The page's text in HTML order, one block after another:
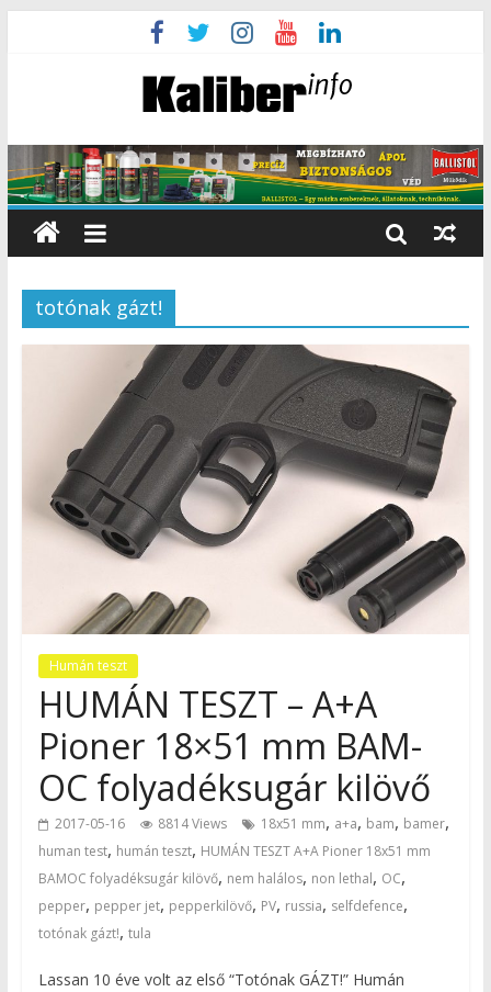
totónak gázt!
Humán teszt
HUMÁN TESZT – A+A
Pioner 18×51 mm BAM-
OC folyadéksugár kilövő
2017-05-16 8814 Views 18x51 mm, a+a, bam, bamer,
human test, humán teszt, HUMÁN TESZT A+A Pioner 18x51 mm
BAMOC folyadéksugár kilövő, nem halálos, non lethal, OC,
pepper, pepper jet, pepperkilövő, PV, russia, selfdefence,
totónak gázt!, tula
Lassan 10 éve volt az első “Totónak GÁZT!” Humán